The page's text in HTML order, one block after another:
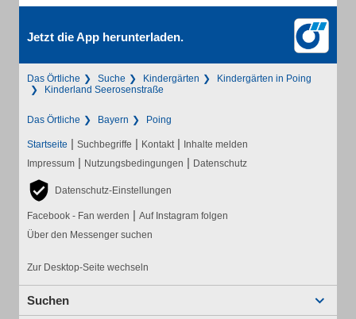
Jetzt die App herunterladen.
Das Örtliche Suche Kindergärten
Kindergärten in Poing
Kinderland Seerosenstraße
Das Örtliche Bayern Poing
Startseite | Suchbegriffe | Kontakt | Inhalte melden
Impressum | Nutzungsbedingungen | Datenschutz
Datenschutz-Einstellungen
Facebook - Fan werden | Auf Instagram folgen
Über den Messenger suchen
Zur Desktop-Seite wechseln
Suchen